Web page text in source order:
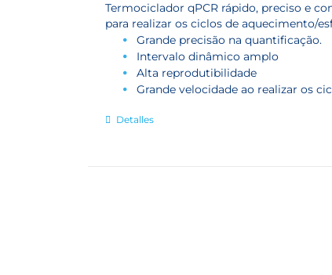
Termociclador qPCR rápido, preciso e
para realizar os ciclos de aquecimento/
Grande precisão na quantificação.
Intervalo dinâmico amplo
Alta reprodutibilidade
Grande velocidade ao realizar os
Detalles